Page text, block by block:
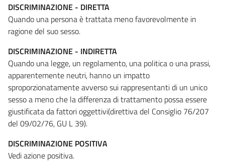
DISCRIMINAZIONE - DIRETTA
Quando una persona è trattata meno favorevolmente in
ragione del suo sesso.
DISCRIMINAZIONE - INDIRETTA
Quando una legge, un regolamento, una politica o una prassi,
apparentemente neutri, hanno un impatto
sproporzionatamente avverso sui rappresentanti di un unico
sesso a meno che la differenza di trattamento possa essere
giustificata da fattori oggettivi(direttiva del Consiglio 76/207
del 09/02/76, GU L 39).
DISCRIMINAZIONE POSITIVA
Vedi azione positiva.